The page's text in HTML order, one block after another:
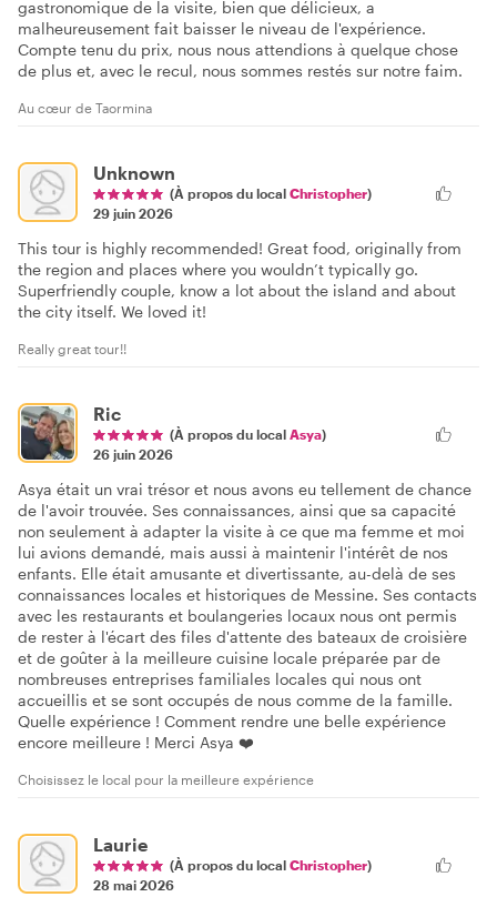
gastronomique de la visite, bien que délicieux, a
malheureusement fait baisser le niveau de l'expérience.
Compte tenu du prix, nous nous attendions à quelque chose
de plus et, avec le recul, nous sommes restés sur notre faim.
Au cœur de Taormina
Unknown
(À propos du local Christopher)
29 juin 2026
This tour is highly recommended! Great food, originally from
the region and places where you wouldn’t typically go.
Superfriendly couple, know a lot about the island and about
the city itself. We loved it!
Really great tour!!
Ric
(À propos du local Asya)
26 juin 2026
Asya était un vrai trésor et nous avons eu tellement de chance
de l'avoir trouvée. Ses connaissances, ainsi que sa capacité
non seulement à adapter la visite à ce que ma femme et moi
lui avions demandé, mais aussi à maintenir l'intérêt de nos
enfants. Elle était amusante et divertissante, au-delà de ses
connaissances locales et historiques de Messine. Ses contacts
avec les restaurants et boulangeries locaux nous ont permis
de rester à l'écart des files d'attente des bateaux de croisière
et de goûter à la meilleure cuisine locale préparée par de
nombreuses entreprises familiales locales qui nous ont
accueillis et se sont occupés de nous comme de la famille.
Quelle expérience ! Comment rendre une belle expérience
encore meilleure ! Merci Asya ❤️
Choisissez le local pour la meilleure expérience
Laurie
(À propos du local Christopher)
28 mai 2026